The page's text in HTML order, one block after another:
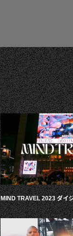
MIND TRAVEL 2023 ダイ